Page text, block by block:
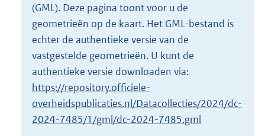
t
e
2
K
b
(GML). Deze pagina toont voor u de
geometrieën op de kaart. Het GML-bestand is
echter de authentieke versie van de
vastgestelde geometrieën. U kunt de
authentieke versie downloaden via:
https://repository.officiele-
overheidspublicaties.nl/Datacollecties/2024/dc-
2024-7485/1/gml/dc-2024-7485.gml